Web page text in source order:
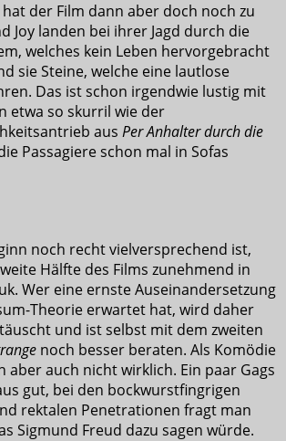
hat der Film dann aber doch noch zu
Joy landen bei ihrer Jagd durch die
welches kein Leben hervorgebracht
sie Steine, welche eine lautlose
Das ist schon irgendwie lustig mit
etwa so skurril wie der
aus Per Anhalter durch die
Passagiere schon mal in Sofas
noch recht vielversprechend ist,
Hälfte des Films zunehmend in
Wer eine ernste Auseinandersetzung
Theorie erwartet hat, wird daher
und ist selbst mit dem zweiten
noch besser beraten. Als Komödie
aber auch nicht wirklich. Ein paar Gags
gut, bei den bockwurstfingrigen
rektalen Penetrationen fragt man
Sigmund Freud dazu sagen würde.